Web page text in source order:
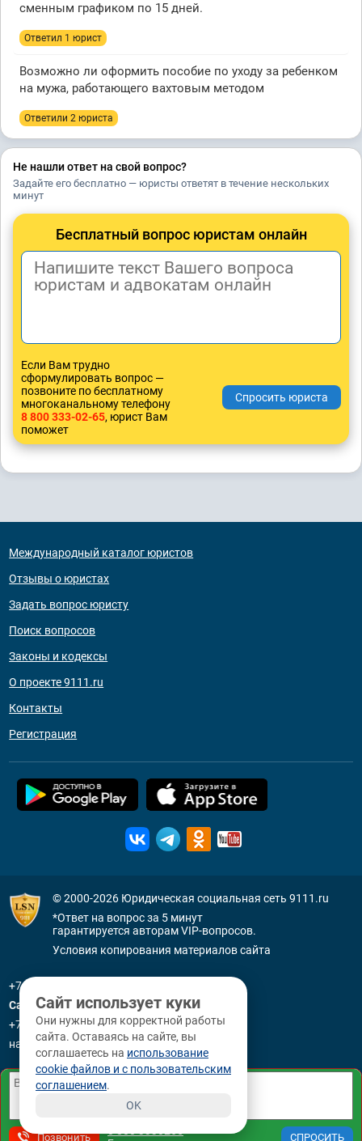
сменным графиком по 15 дней.
Ответил 1 юрист
Возможно ли оформить пособие по уходу за ребенком
на мужа, работающего вахтовым методом
Ответили 2 юристa
Не нашли ответ на свой вопрос?
Задайте его бесплатно — юристы ответят в течение нескольких
минут
Бесплатный вопрос юристам онлайн
Если Вам трудно
сформулировать вопрос —
позвоните по бесплатному
многоканальному телефону
8 800 333-02-65, юрист Вам
поможет
Международный каталог юристов
Отзывы о юристах
Задать вопрос юристу
Поиск вопросов
Законы и кодексы
О проекте 9111.ru
Контакты
Регистрация
© 2000-2026 Юридическая социальная сеть 9111.ru
*Ответ на вопрос за 5 минут
гарантируется авторам VIP-вопросов.
Условия копирования материалов сайта
+7 (800) 505-91-11
Санкт-Петербург
+7 (812) 336-92-64
наб. р. Фонтанки, д. 59
Позвонить
Сайт использует куки
Они нужны для корректной работы
сайта. Оставаясь на сайте, вы
соглашаетесь на использование
cookie файлов и с пользовательским
соглашением.
OK